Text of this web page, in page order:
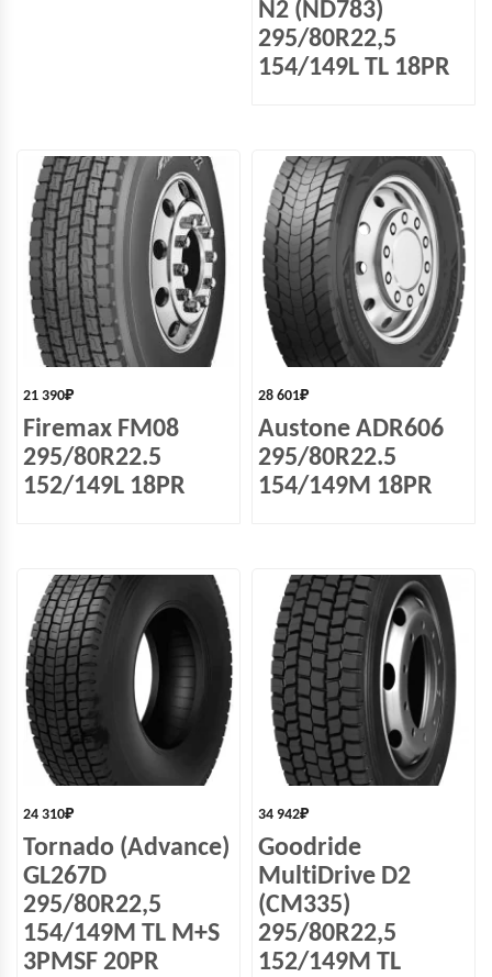
N2 (ND783)
295/80R22,5
154/149L TL 18PR
21 390₽
Firemax FM08
295/80R22.5
152/149L 18PR
28 601₽
Austone ADR606
295/80R22.5
154/149M 18PR
24 310₽
Tornado (Advance)
GL267D
295/80R22,5
154/149M TL M+S
3PMSF 20PR
34 942₽
Goodride
MultiDrive D2
(CM335)
295/80R22,5
152/149M TL